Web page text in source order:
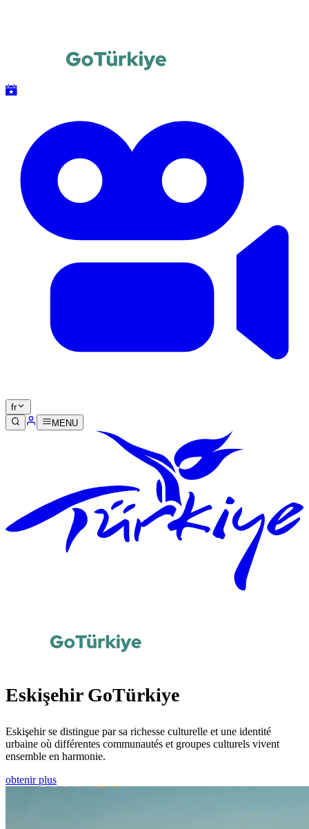
fr
MENU
Eskişehir GoTürkiye
Eskişehir se distingue par sa richesse culturelle et une identité
urbaine où différentes communautés et groupes culturels vivent
ensemble en harmonie.
obtenir plus